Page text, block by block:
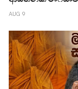
AUG 9